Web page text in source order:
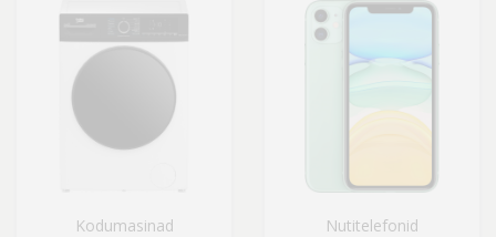
Kodumasinad Nutitelefonid